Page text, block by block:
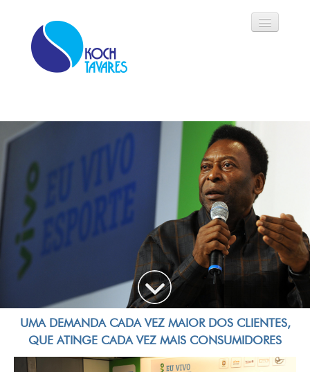
Áreas de Atuação
Oportunidades
Notícias
Calendário
UMA DEMANDA CADA VEZ MAIOR DOS CLIENTES,
QUE ATINGE CADA VEZ MAIS CONSUMIDORES